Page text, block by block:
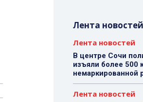
Лента новостей
Лента новостей
В центре Сочи
изъяли более 500
немаркированной
Лента новостей